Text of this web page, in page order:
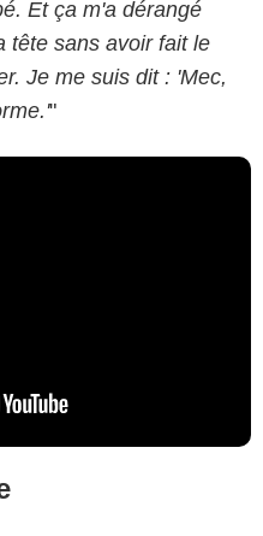
Et ça m'a dérangé
tête sans avoir fait le
Je me suis dit : 'Mec,
"